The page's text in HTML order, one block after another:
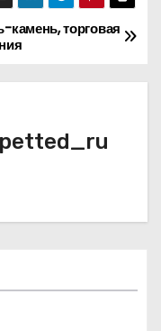
камень, торговая
petted_ru